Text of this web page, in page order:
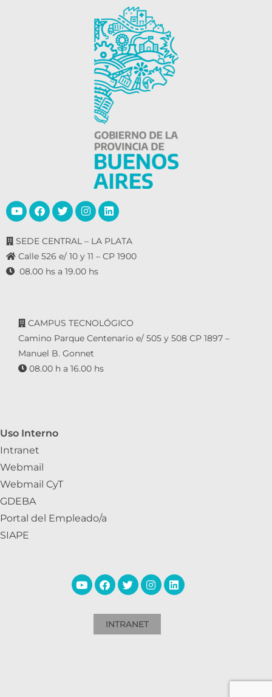
SEDE CENTRAL – LA PLATA
Calle 526 e/ 10 y 11 – CP 1900
08.00 hs a 19.00 hs
CAMPUS TECNOLÓGICO
Camino Parque Centenario e/ 505 y 508 CP 1897 –
Manuel B. Gonnet
08.00 h a 16.00 hs
Uso Interno
Intranet
Webmail
Webmail CyT
GDEBA
Portal del Empleado/a
SIAPE
INTRANET